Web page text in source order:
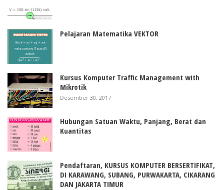
Pelajaran Matematika VEKTOR
Kursus Komputer Traffic Management with
Mikrotik
Desember 30, 2017
Hubungan Satuan Waktu, Panjang, Berat dan
Kuantitas
Pendaftaran, KURSUS KOMPUTER BERSERTIFIKAT,
DI KARAWANG, SUBANG, PURWAKARTA, CIKARANG
DAN JAKARTA TIMUR